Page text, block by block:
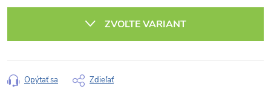
ZVOĽTE VARIANT
Opýtať sa Zdieľať